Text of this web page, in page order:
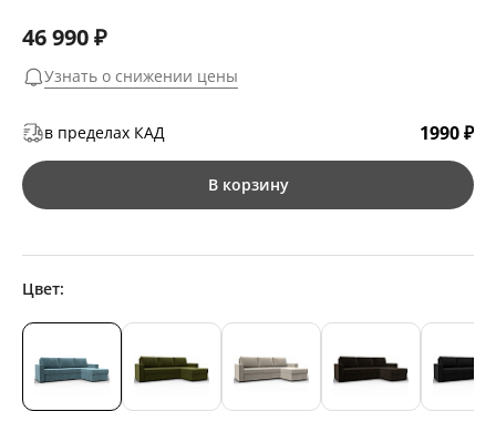
46 990 ₽
Узнать о снижении цены
в пределах КАД 1990 ₽
В корзину
Цвет: